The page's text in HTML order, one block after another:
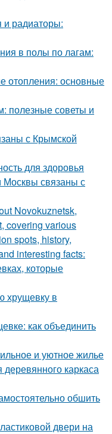
и радиаторы:
в полы по лагам:
отопления: основные
полезные советы и
с Крымской
для здоровья
Москвы связаны с
Novokuznetsk,
covering various
spots, history,
interesting facts:
которые
хрущевку в
как объединить
и уютное жилье
каркаса
обшить
двери на